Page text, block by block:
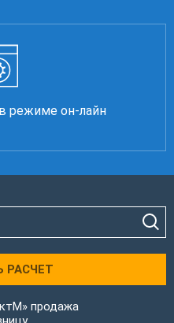
режиме он-лайн
РАСЧЕТ
продажа